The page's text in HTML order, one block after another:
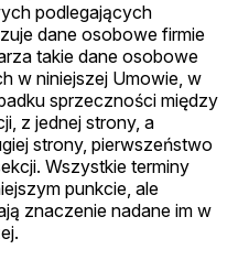
podlegających
dane osobowe firmie
takie dane osobowe
w niniejszej Umowie, w
sprzeczności między
z jednej strony, a
strony, pierwszeństwo
Wszystkie terminy
punkcie, ale
znaczenie nadane im w